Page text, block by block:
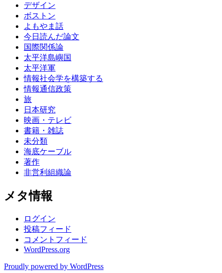
デザイン
ボストン
よもやま話
今日読んだ論文
国際関係論
太平洋島嶼国
太平洋軍
情報社会学を構築する
情報通信政策
旅
日本研究
映画・テレビ
書籍・雑誌
未分類
海底ケーブル
著作
非営利組織論
メタ情報
ログイン
投稿フィード
コメントフィード
WordPress.org
Proudly powered by WordPress